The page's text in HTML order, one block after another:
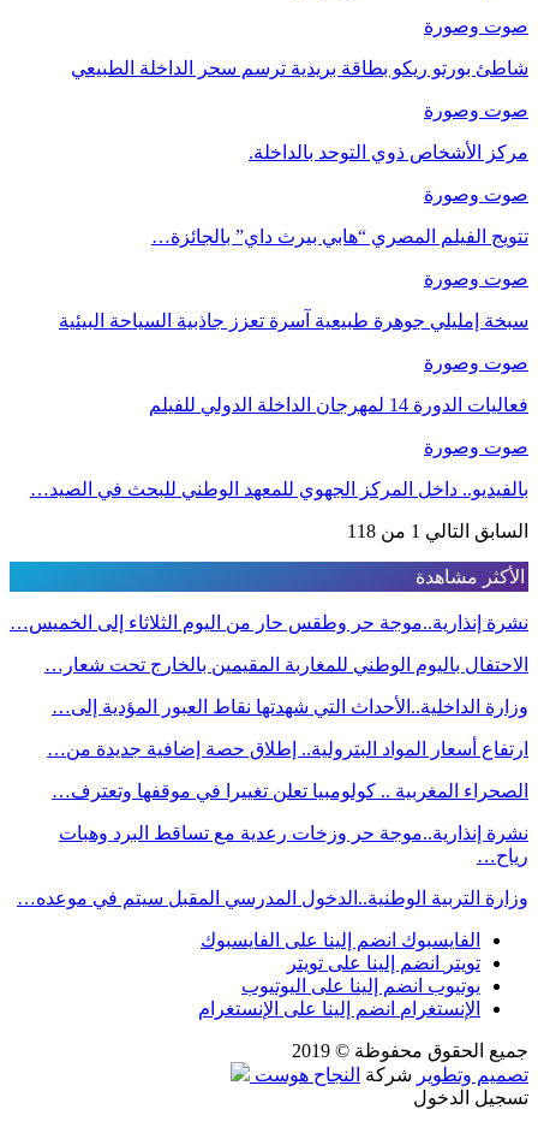
صوت وصورة
شاطئ بورتو ريكو بطاقة بريدية ترسم سحر الداخلة الطبيعي
صوت وصورة
مركز الأشخاص ذوي التوحد بالداخلة.
صوت وصورة
تتويج الفيلم المصري “هابي بيرث داي” بالجائزة…
صوت وصورة
سبخة إمليلي جوهرة طبيعية آسرة تعزز جاذبية السياحة البيئية
صوت وصورة
فعاليات الدورة 14 لمهرجان الداخلة الدولي للفيلم
صوت وصورة
بالفيديو.. داخل المركز الجهوي للمعهد الوطني للبحث في الصيد…
السابق التالي 1 من 118
الأكثر مشاهدة
نشرة إنذارية..موجة حر وطقس حار من اليوم الثلاثاء إلى الخميس…
الاحتفال باليوم الوطني للمغاربة المقيمين بالخارج تحت شعار…
وزارة الداخلية..الأحداث التي شهدتها نقاط العبور المؤدية إلى…
ارتفاع أسعار المواد البترولية.. إطلاق حصة إضافية جديدة من…
الصحراء المغربية .. كولومبيا تعلن تغييرا في موقفها وتعترف…
نشرة إنذارية..موجة حر وزخات رعدية مع تساقط البرد وهبات
رياح…
وزارة التربية الوطنية..الدخول المدرسي المقبل سیتم في موعده…
الفايسبوك انضم إلينا على الفايسبوك
تويتر
انضم إلينا على تويتر
يوتيوب انضم إلينا على اليوتيوب
الإنستغرام انضم إلينا على الإنستغرام
جميع الحقوق محفوظة © 2019
تصميم وتطوير شركة النجاح هوست
تسجيل الدخول